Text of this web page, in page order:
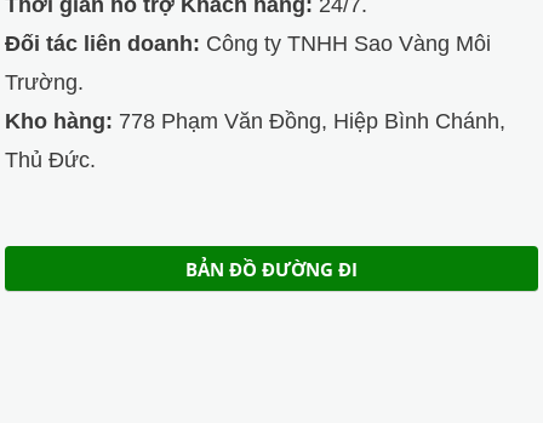
Đối tác liên doanh: Công ty TNHH Sao Vàng Môi
Trường.
Kho hàng: 778 Phạm Văn Đồng, Hiệp Bình Chánh,
Thủ Đức.
BẢN ĐỒ ĐƯỜNG ĐI